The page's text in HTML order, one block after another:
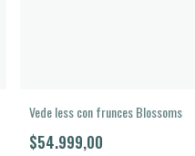
Vede less con frunces Blossoms
$54.999,00